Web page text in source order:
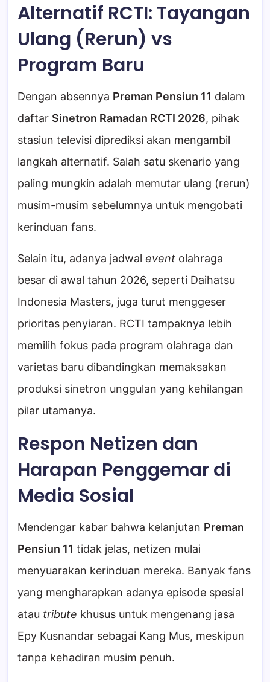
Alternatif RCTI: Tayangan
Ulang (Rerun) vs
Program Baru
Dengan absennya Preman Pensiun 11 dalam
daftar Sinetron Ramadan RCTI 2026, pihak
stasiun televisi diprediksi akan mengambil
langkah alternatif. Salah satu skenario yang
paling mungkin adalah memutar ulang (rerun)
musim-musim sebelumnya untuk mengobati
kerinduan fans.
Selain itu, adanya jadwal event olahraga
besar di awal tahun 2026, seperti Daihatsu
Indonesia Masters, juga turut menggeser
prioritas penyiaran. RCTI tampaknya lebih
memilih fokus pada program olahraga dan
varietas baru dibandingkan memaksakan
produksi sinetron unggulan yang kehilangan
pilar utamanya.
Respon Netizen dan
Harapan Penggemar di
Media Sosial
Mendengar kabar bahwa kelanjutan Preman
Pensiun 11 tidak jelas, netizen mulai
menyuarakan kerinduan mereka. Banyak fans
yang mengharapkan adanya episode spesial
atau tribute khusus untuk mengenang jasa
Epy Kusnandar sebagai Kang Mus, meskipun
tanpa kehadiran musim penuh.